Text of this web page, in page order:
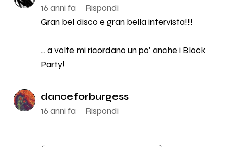
16 anni fa
Rispondi
Gran bel disco e gran bella intervista!!!
... a volte mi ricordano un po' anche i Block
Party!
danceforburgess
16 anni fa
Rispondi